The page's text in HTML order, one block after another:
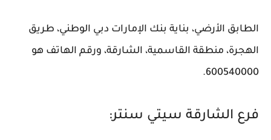
الطابق الأرضي، بناية بنك الإمارات دبي الوطني، طريق
الهجرة، منطقة القاسمية، الشارقة، ورقم الهاتف هو
600540000.
فرع الشارقة سيتي سنتر: